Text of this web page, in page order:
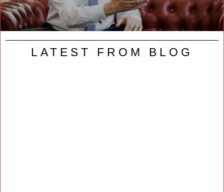
LATEST FROM BLOG